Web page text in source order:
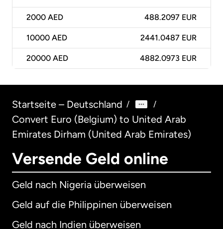
2000 AED 488.2097 EUR
10000 AED 2441.0487 EUR
20000 AED 4882.0973 EUR
Startseite – Deutschland / /
Convert Euro (Belgium) to United Arab
Emirates Dirham (United Arab Emirates)
Versende Geld online
Geld nach Nigeria überweisen
Geld auf die Philippinen überweisen
Geld nach Indien überweisen